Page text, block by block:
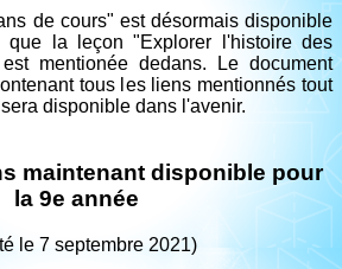
de cours" est désormais disponible
la leçon "Explorer l'histoire des
mentionée dedans. Le document
tous les liens mentionnés tout
disponible dans l'avenir.
maintenant disponible pour
la 9e année
le 7 septembre 2021)